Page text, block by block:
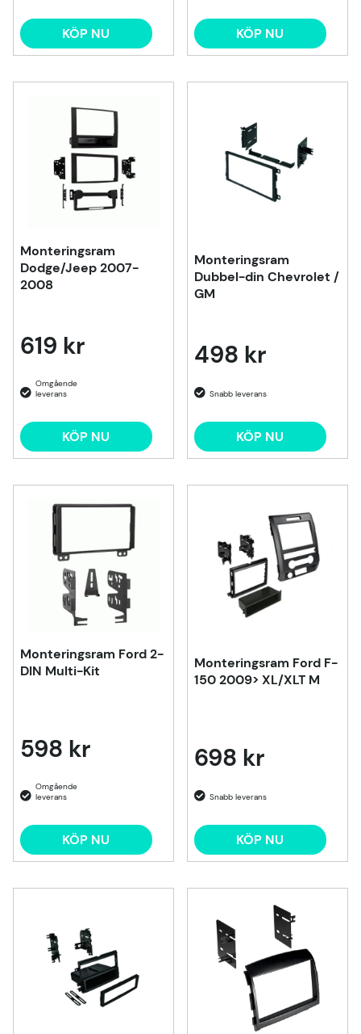
KÖP NU KÖP NU
Monteringsram
Dodge/Jeep 2007-
2008
619 kr
KÖP NU
Monteringsram
Dubbel-din Chevrolet /
GM
498 kr
KÖP NU
Monteringsram Ford 2-
DIN Multi-Kit
598 kr
KÖP NU
Monteringsram Ford F-
150 2009> XL/XLT M
698 kr
KÖP NU